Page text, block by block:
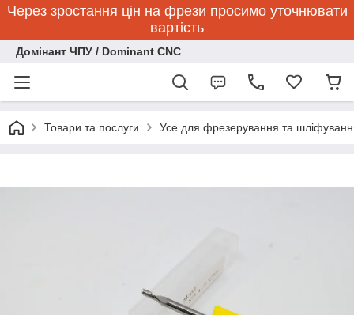
Через зростання цін на фрези просимо уточнювати
вартість
Домінант ЧПУ / Dominant CNC
Товари та послуги Усе для фрезерування та